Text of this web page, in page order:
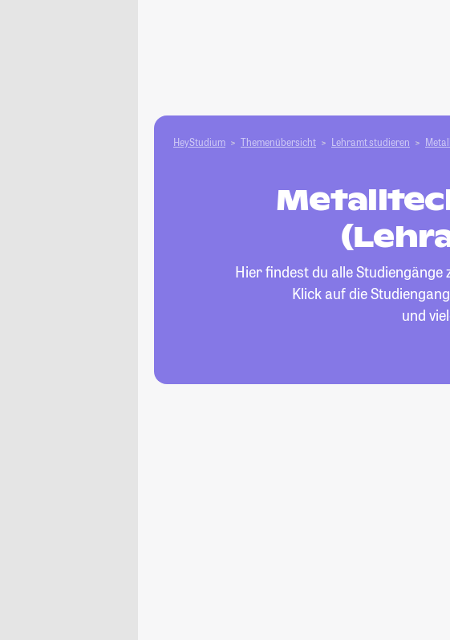
HeyStudium Themenübersicht Lehramt studieren
Hier findest du alle Studiengänge
Klick auf die
und